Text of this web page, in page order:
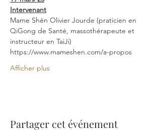
Intervenant
Mame Shén Olivier Jourde (praticien en
QiGong de Santé, massothérapeute et
instructeur en TaiJi)
https://www.mameshen.com/a-propos
Afficher plus
Partager cet événement